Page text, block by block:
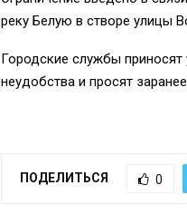
реку Белую в створе улицы
Городские службы
неудобства и просят
ПОДЕЛИТЬСЯ 0